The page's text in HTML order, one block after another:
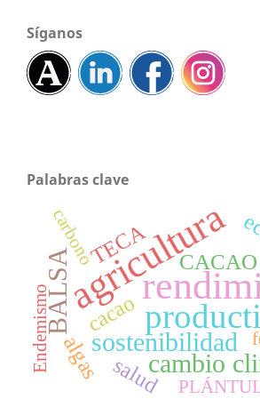
Síganos
Palabras clave
agricultura
sostenibilidad
BALSA
cambio
algas
CACAO
TECA
cacao
salud
Endemismo
carbono